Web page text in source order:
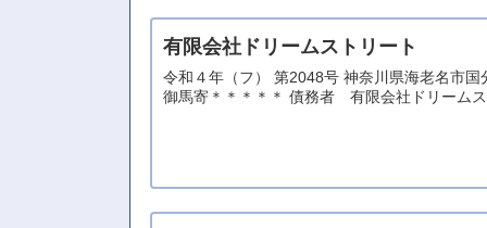
有限会社ドリームストリート
令和４年（フ） 第2048号 神奈川県海老名市
御馬寄＊＊＊＊＊ 債務者 有限会社ドリーム